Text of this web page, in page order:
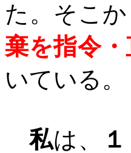
た。そこか
棄を指令
いている。
私は、